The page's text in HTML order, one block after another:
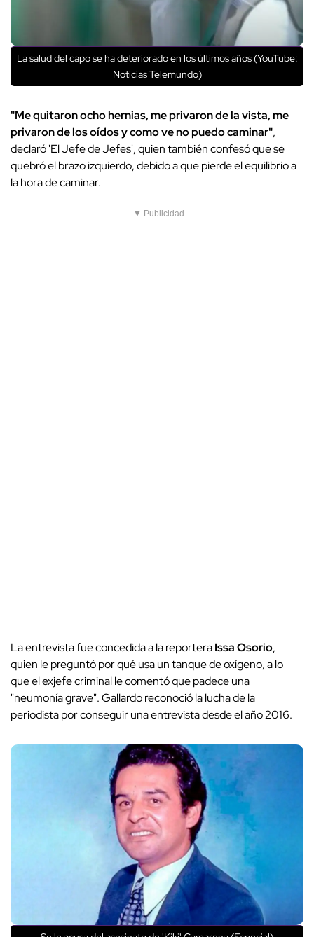
La salud del capo se ha deteriorado en los últimos años (YouTube:
Noticias Telemundo)
"Me quitaron ocho hernias, me privaron de la vista, me
privaron de los oídos y como ve no puedo caminar",
declaró 'El Jefe de Jefes', quien también confesó que se
quebró el brazo izquierdo, debido a que pierde el equilibrio a
la hora de caminar.
▼ Publicidad
La entrevista fue concedida a la reporteraIssa Osorio,
quien le preguntó por qué usa un tanque de oxígeno, a lo
que el exjefe criminal le comentó que padece una
"neumonía grave". Gallardo reconoció la lucha de la
periodista por conseguir una entrevista desde el año 2016.